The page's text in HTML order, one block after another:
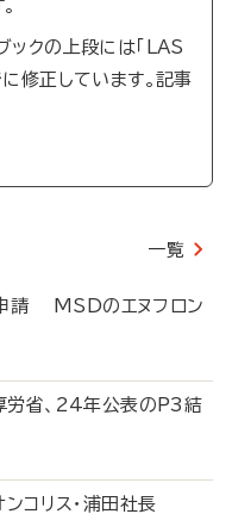
クの上段には「LAS
修正しています。記事
一覧
請 MSDのエヌフロン
省、24年公表のP3結
リス・浦田社長